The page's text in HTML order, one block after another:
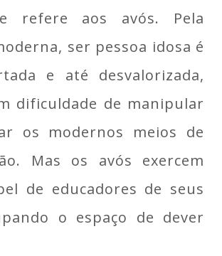
refere aos avós. Pela
ser pessoa idosa é
e até desvalorizada,
dificuldade de manipular
os modernos meios de
Mas os avós exercem
de educadores de seus
o espaço de dever